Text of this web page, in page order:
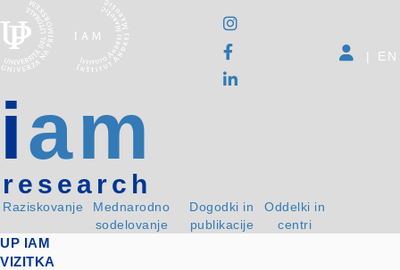
iam
research
Raziskovanje
Mednarodno
sodelovanje
Dogodki in
publikacije
Oddelki in
centri
| EN
UP IAM
VIZITKA